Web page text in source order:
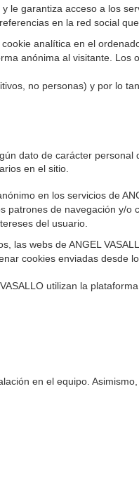
le garantiza acceso a los
en la red social que
analítica en el
anónima al visitante. Los
no personas) y por lo
dato de carácter personal
en el sitio.
en los servicios de
patrones de navegación y/o
del usuario.
las webs de ANGEL
cookies enviadas desde
utilizan la
en el equipo.